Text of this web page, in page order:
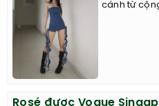
cánh từ
Rosé được Vogue